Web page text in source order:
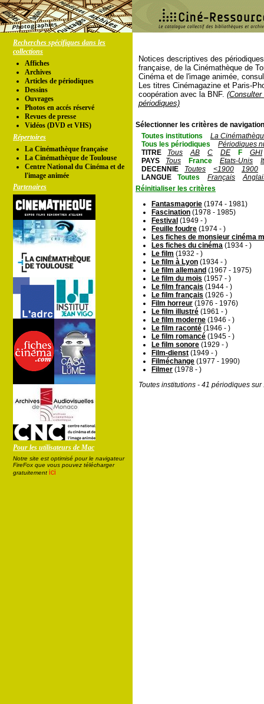
Recherches spécifiques dans les
collections
Affiches
Archives
Articles de périodiques
Dessins
Ouvrages
Photos en accés réservé
Revues de presse
Vidéos (DVD et VHS)
Répertoires
La Cinémathèque française
La Cinémathèque de Toulouse
Centre National du Cinéma et de
l'image animée
Partenaires
Pour les utilisateurs de Mac
Notre site est optimisé pour le navigateur
FireFox que vous pouvez télécharger
gratuitement ici
Notices descriptives des
française, de la Cinémathèque de
Cinéma et de l'image animée,
Les titres Cinémagazine et Paris-
coopération avec la BNF.
périodiques)
Sélectionner les critères de
Toutes institutions
La
Tous les périodiques
Périodiques
TITRE
Tous AB C DE F
GHI
PAYS
Tous France Etats-Unis
DECENNIE
Toutes <1900
1900
LANGUE
Toutes Français
Réinitialiser les critères
Fantasmagorie (1974 - 1981)
Fascination (1978 - 1985)
Festival (1949 - )
Feuille foudre (1974 - )
Les fiches de monsieur cinéma
Les fiches du cinéma (1934 - )
Le film (1932 - )
Le film à Lyon (1934 - )
Le film allemand (1967 - 1975)
Le film du mois (1957 - )
Le film français (1944 - )
Le film français (1926 - )
Film horreur (1976 - 1976)
Le film illustré (1961 - )
Le film moderne (1946 - )
Le film raconté (1946 - )
Le film romancé (1945 - )
Le film sonore (1929 - )
Film-dienst (1949 - )
Filméchange (1977 - 1990)
Filmer (1978 - )
Toutes institutions - 41 périodiques sur